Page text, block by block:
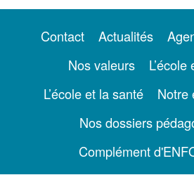
Contact Actualités
Nos valeurs
L’école et la santé
Notre
Nos dossiers
Complément